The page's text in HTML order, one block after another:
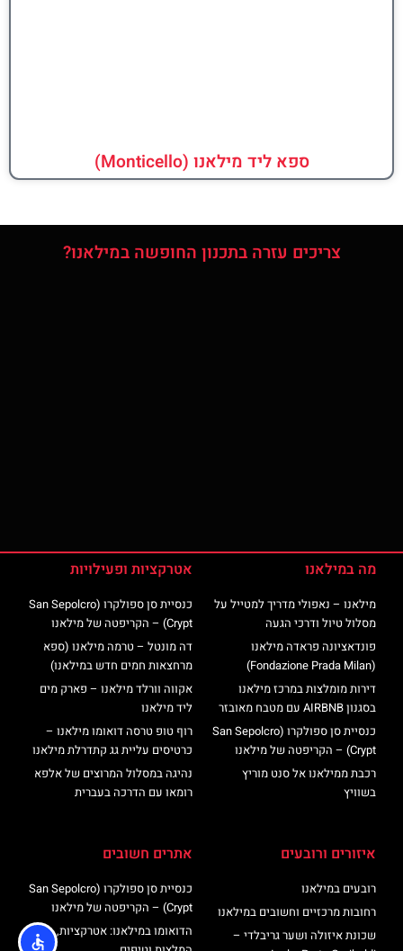
ספא ליד מילאנו (Monticello)
צריכים עזרה בתכנון החופשה במילאנו?
מה במילאנו
מילאנו – נאפולי מדריך למטייל על
מסלול טיול ודרכי הגעה
פונדאציונה פראדה מילאנו
(Fondazione Prada Milan)
דירות מומלצות במרכז מילאנו
בסגנון AIRBNB עם מטבח מאובזר
כנסיית סן ספולקרו (San Sepolcro
Crypt) – הקריפטה של מילאנו
רכבת ממילאנו אל סנט מוריץ
בשוויץ
אטרקציות ופעילויות
כנסיית סן ספולקרו (San Sepolcro
Crypt) – הקריפטה של מילאנו
דה מונטל – טרמה מילאנו (ספא
מרחצאות חמים חדש במילאנו)
אקווה וורלד מילאנו – פארק מים
ליד מילאנו
רוף טופ טרסה דואומו מילאנו –
כרטיסים עליית גג קתדרלת מילאנו
נהיגה במסלול המרוצים של אלפא
רומאו עם הדרכה בעברית
איזורים ורובעים
רובעים במילאנו
רחובות מרכזיים וחשובים במילאנו
שכונת איזולה ושער גריבלדי –
אתרים חשובים
כנסיית סן ספולקרו (San Sepolcro
Crypt) – הקריפטה של מילאנו
הדואומו במילאנו: אטרקציות,